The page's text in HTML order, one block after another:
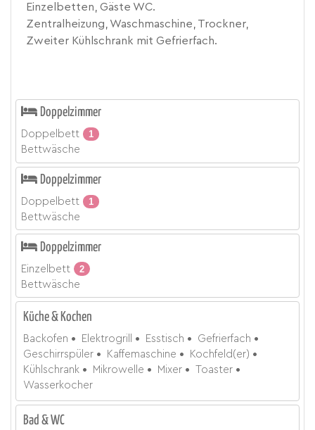
Einzelbetten, Gäste WC.
Zentralheizung, Waschmaschine, Trockner,
Zweiter Kühlschrank mit Gefrierfach.
Doppelzimmer
Doppelbett
1
Bettwäsche
Doppelzimmer
Doppelbett
1
Bettwäsche
Doppelzimmer
Einzelbett
2
Bettwäsche
Küche & Kochen
Backofen Elektrogrill Esstisch
Gefrierfach
Geschirrspüler
Kaffemaschine
Kochfeld(er)
Kühlschrank
Mikrowelle Mixer
Toaster
Wasserkocher
Bad & WC